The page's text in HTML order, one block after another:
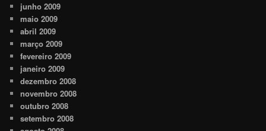
junho 2009
maio 2009
abril 2009
março 2009
fevereiro 2009
janeiro 2009
dezembro 2008
novembro 2008
outubro 2008
setembro 2008